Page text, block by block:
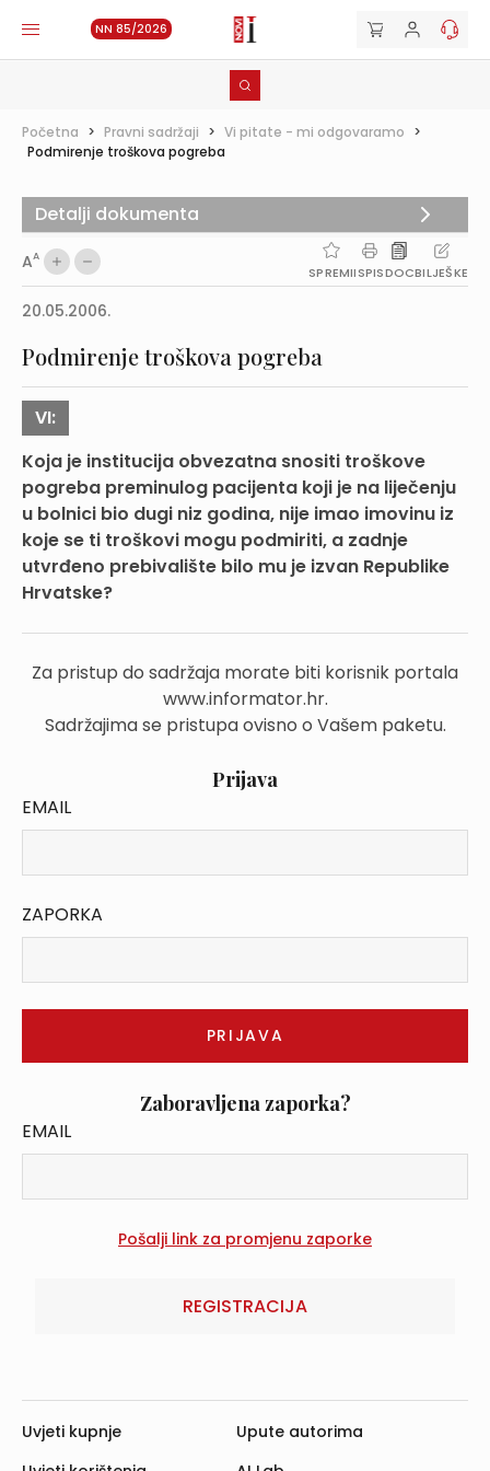
NN 85/2026
Početna > Pravni sadržaji > Vi pitate - mi odgovaramo >
Podmirenje troškova pogreba
AA
SPREMIISPISDOCBILJEŠKE
20.05.2006.
Podmirenje troškova pogreba
VI:
Koja je institucija obvezatna snositi troškove
pogreba preminulog pacijenta koji je na liječenju
u bolnici bio dugi niz godina, nije imao imovinu iz
koje se ti troškovi mogu podmiriti, a zadnje
utvrđeno prebivalište bilo mu je izvan Republike
Hrvatske?
Za pristup do sadržaja morate biti korisnik portala
www.informator.hr.
Sadržajima se pristupa ovisno o Vašem paketu.
Prijava
EMAIL
ZAPORKA
Zaboravljena zaporka?
EMAIL
REGISTRACIJA
Detalji dokumenta
Uvjeti kupnje
Upute autorima